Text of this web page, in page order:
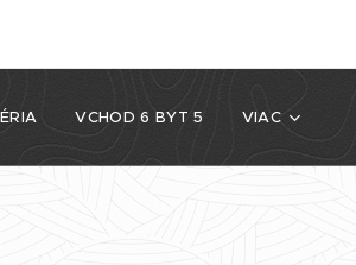
VCHOD 6 BYT 5 VIAC